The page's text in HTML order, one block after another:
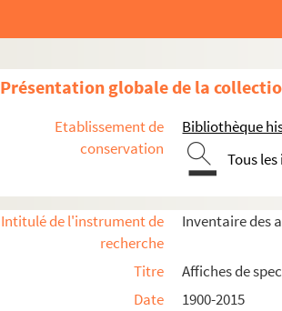
Présentation globale de la
Etablissement de
conservation
Bibliothèque
Tous
Intitulé de l'instrument de
recherche
Inventaire des
Titre
Affiches de
Date
1900-2015
4-AFF-005035-(21). L'échange
4-AFF-005035-(23). L'Empire et
4-AFF-005035-(24). En
4-AFF-005035-(26). Femme de
4-AFF-005035-(28). Fin de